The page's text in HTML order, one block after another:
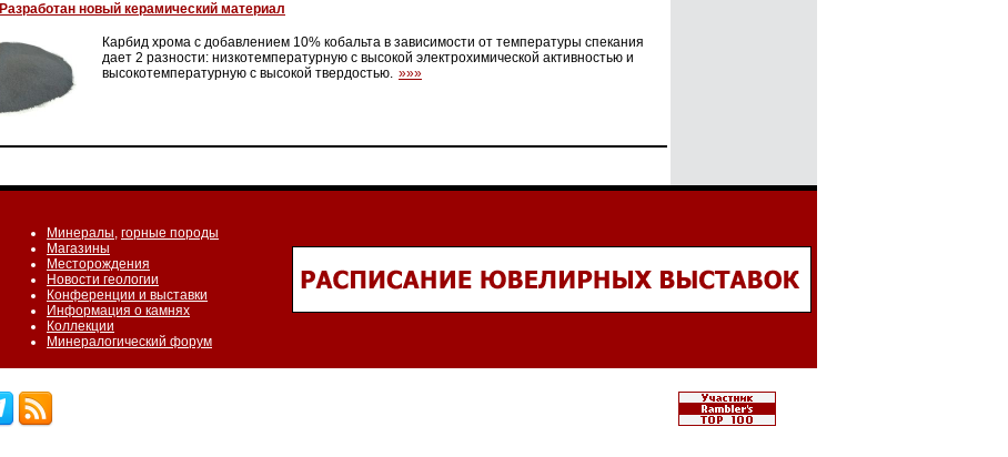
Разработан новый керамический материал
Карбид хрома с добавлением 10% кобальта в зависимости от температуры спекания
дает 2 разности: низкотемпературную с высокой электрохимической активностью и
высокотемпературную с высокой твердостью. »»»
Минералы, горные породы
Магазины
Месторождения
Новости геологии
Конференции и выставки
Информация о камнях
Коллекции
Минералогический форум